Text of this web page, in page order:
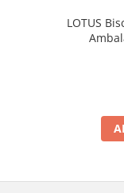
LOTUS